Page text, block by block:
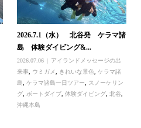
2026.7.1（水） 北谷発 ケラマ諸
島 体験ダイビング&...
2026.07.06
アイランドメッセージの出
来事, ウミガメ, きれいな景色,ケラマ諸
島,ケラマ諸島一日ツアー, スノーケリン
グ,ボートダイブ,体験ダイビング,北谷,
沖縄本島